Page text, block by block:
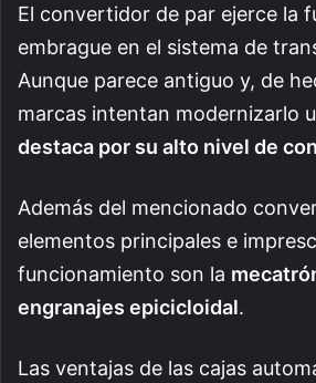
El convertidor de par ejerce la
embrague en el sistema de
Aunque parece antiguo y, de
marcas intentan modernizarlo
destaca por su alto nivel de
Además del mencionado
elementos principales e
funcionamiento son la
engranajes epicicloidal.
Las ventajas de las cajas